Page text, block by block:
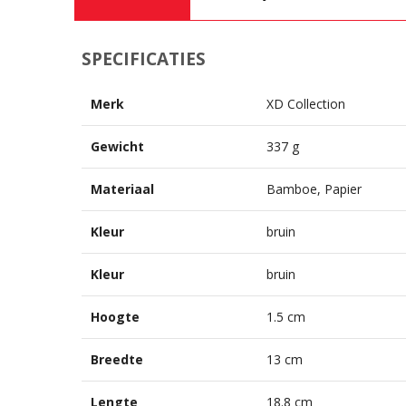
SPECIFICATIES
Merk XD Collection
Gewicht 337 g
Materiaal Bamboe, Papier
Kleur bruin
Kleur bruin
Hoogte 1.5 cm
Breedte 13 cm
Lengte 18.8 cm